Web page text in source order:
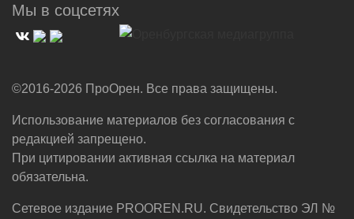
Мы в соцсетях
©2016-2026 ПроОрен. Все права защищены.
Использование материалов без согласования с
редакцией запрещено.
При цитировании активная ссылка на материал
обязательна.
Сетевое издание PROOREN.RU. Свидетельство ЭЛ №